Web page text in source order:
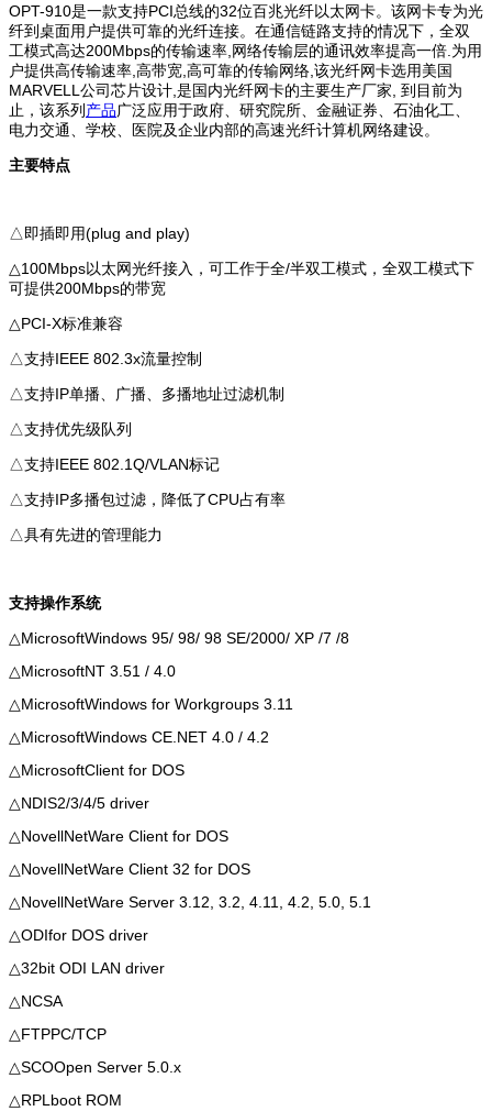
OPT-910是一款支持PCI总线的32位百兆光纤以太网卡。该网卡专为光
纤到桌面用户提供可靠的光纤连接。在通信链路支持的情况下，全双
工模式高达200Mbps的传输速率,网络传输层的通讯效率提高一倍.为用
户提供高传输速率,高带宽,高可靠的传输网络,该光纤网卡选用美国
MARVELL公司芯片设计,是国内光纤网卡的主要生产厂家, 到目前为
止，该系列 产品广泛应用于政府、研究院所、金融证券、石油化工、
电力交通、学校、医院及企业内部的高速光纤计算机网络建设。
主要特点
△即插即用(plug and play)
△100Mbps以太网光纤接入，可工作于全/半双工模式，全双工模式下
可提供200Mbps的带宽
△PCI-X标准兼容
△支持IEEE 802.3x流量控制
△支持IP单播、广播、多播地址过滤机制
△支持优先级队列
△支持IEEE 802.1Q/VLAN标记
△支持IP多播包过滤，降低了CPU占有率
△具有先进的管理能力
支持操作系统
△MicrosoftWindows 95/ 98/ 98 SE/2000/ XP /7 /8
△MicrosoftNT 3.51 / 4.0
△MicrosoftWindows for Workgroups 3.11
△MicrosoftWindows CE.NET 4.0 / 4.2
△MicrosoftClient for DOS
△NDIS2/3/4/5 driver
△NovellNetWare Client for DOS
△NovellNetWare Client 32 for DOS
△NovellNetWare Server 3.12, 3.2, 4.11, 4.2, 5.0, 5.1
△ODIfor DOS driver
△32bit ODI LAN driver
△NCSA
△FTPPC/TCP
△SCOOpen Server 5.0.x
△RPLboot ROM